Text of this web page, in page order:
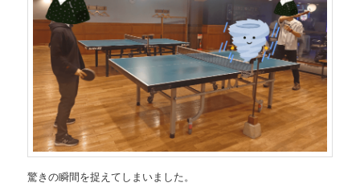
驚きの瞬間を捉えてしまいました。